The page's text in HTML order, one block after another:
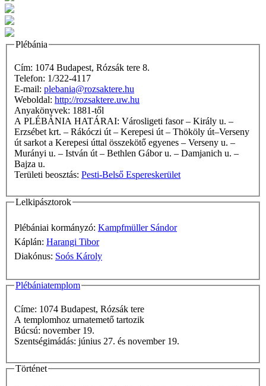
Plébánia
Cím: 1074 Budapest, Rózsák tere 8.
Telefon: 1/322-4117
E-mail: plebania@rozsaktere.hu
Weboldal: http://rozsaktere.uw.hu
Anyakönyvek: 1881-től
A PLÉBÁNIA HATÁRAI: Városligeti fasor – Király u. –
Erzsébet krt. – Rákóczi út – Kerepesi út – Thököly út–Verseny
út sarkot a Kerepesi úttal összekötő egyenes – Verseny u. –
Murányi u. – István út – Bethlen Gábor u. – Damjanich u. –
Bajza u.
Területi beosztás: Pesti-Belső Espereskerület
Lelkipásztorok
Plébániai kormányzó: Kampfmüller Sándor
Káplán: Harangi Tibor
Diakónus: Soós Károly
Plébániatemplom
Címe: 1074 Budapest, Rózsák tere
A templomhoz urnatemető tartozik
Búcsú: november 19.
Szentségimádás: június 27. és november 19.
Történet